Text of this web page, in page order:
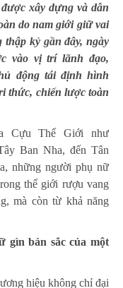
xây dựng và dẫn
do nam giới giữ vai
kỷ gần đây, ngày
vào vị trí lãnh đạo,
động tái định hình
thức, chiến lược toàn
Cựu Thế Giới như
Ban Nha, đến Tân
những người phụ nữ
thế giới rượu vang
mà còn từ khả năng
gìn bản sắc của một
hiệu không chỉ đại